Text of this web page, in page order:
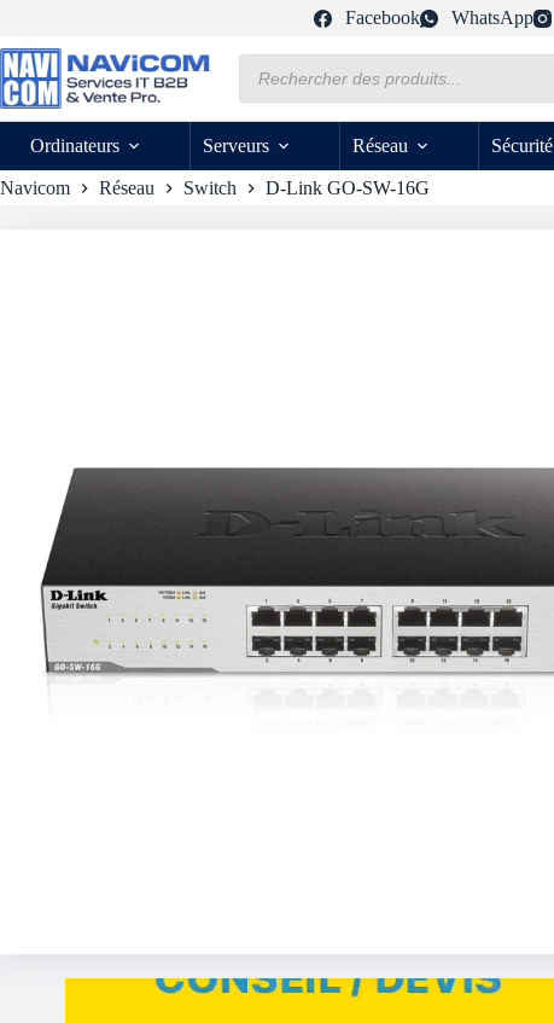
contenu
Facebook WhatsApp
produits
Ordinateurs
Serveurs Réseau Sécurité
Navicom Réseau Switch D-Link GO-SW-16G